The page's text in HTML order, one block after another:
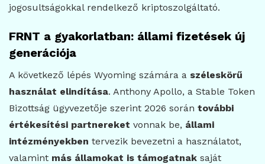
jogosultságokkal rendelkező kriptoszolgáltató.
FRNT a gyakorlatban: állami fizetések új
generációja
A következő lépés Wyoming számára a széleskörű
használat elindítása. Anthony Apollo, a Stable Token
Bizottság ügyvezetője szerint 2026 során további
értékesítési partnereket vonnak be, állami
intézményekben tervezik bevezetni a használatot,
valamint más államokat is támogatnak saját